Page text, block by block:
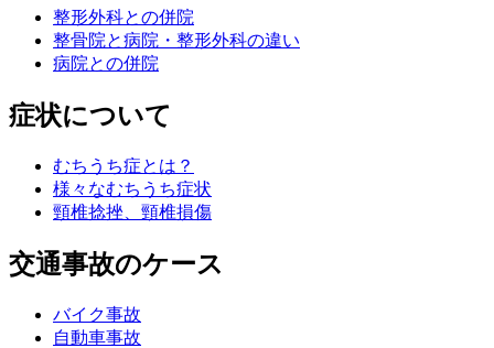
整形外科との併院
整骨院と病院・整形外科の違い
病院との併院
症状について
むちうち症とは？
様々なむちうち症状
頸椎捻挫、頸椎損傷
交通事故のケース
バイク事故
自動車事故